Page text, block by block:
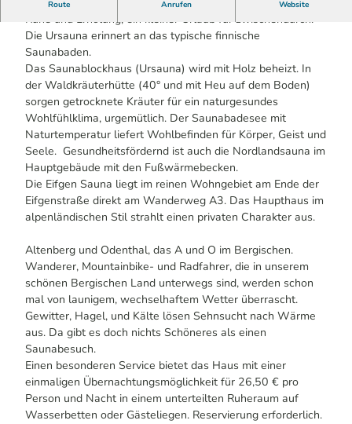
Route Anrufen Website
Die Natursauna im Bergischen Land
Ruhe und Erholung, ein kleiner Urlaub für zwischendurch.
Die Ursauna erinnert an das typische finnische
Saunabaden.
Das Saunablockhaus (Ursauna) wird mit Holz beheizt. In
der Waldkräuterhütte (40° und mit Heu auf dem Boden)
sorgen getrocknete Kräuter für ein naturgesundes
Wohlfühlklima, urgemütlich. Der Saunabadesee mit
Naturtemperatur liefert Wohlbefinden für Körper, Geist und
Seele. Gesundheitsfördernd ist auch die Nordlandsauna im
Hauptgebäude mit den Fußwärmebecken.
Die Eifgen Sauna liegt im reinen Wohngebiet am Ende der
Eifgenstraße direkt am Wanderweg A3. Das Haupthaus im
alpenländischen Stil strahlt einen privaten Charakter aus.
Altenberg und Odenthal, das A und O im Bergischen.
Wanderer, Mountainbike- und Radfahrer, die in unserem
schönen Bergischen Land unterwegs sind, werden schon
mal von launigem, wechselhaftem Wetter überrascht.
Gewitter, Hagel, und Kälte lösen Sehnsucht nach Wärme
aus. Da gibt es doch nichts Schöneres als einen
Saunabesuch.
Einen besonderen Service bietet das Haus mit einer
einmaligen Übernachtungsmöglichkeit für 26,50 € pro
Person und Nacht in einem unterteilten Ruheraum auf
Wasserbetten oder Gästeliegen. Reservierung erforderlich.